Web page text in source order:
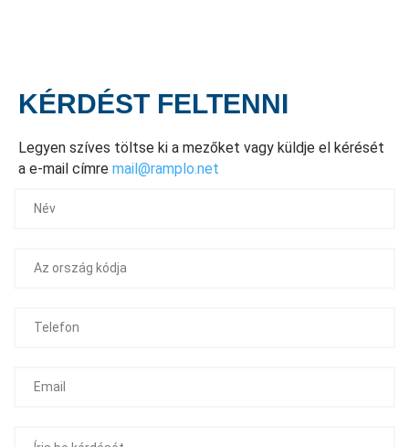
KÉRDÉST FELTENNI
Legyen szíves töltse ki a mezőket vagy küldje el kérését
a e-mail címre mail@ramplo.net